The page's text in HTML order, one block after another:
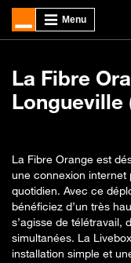
La Fibre
Longueville
La Fibre Orange est
une connexion internet
quotidien. Avec ce
bénéficiez d’un très
s’agisse de télétravail,
simultanées. La
installation simple et